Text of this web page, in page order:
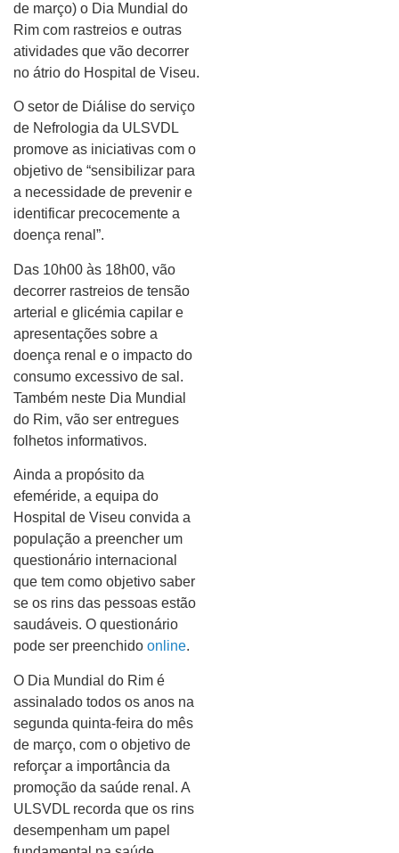
de março) o Dia Mundial do
Rim com rastreios e outras
atividades que vão decorrer
no átrio do Hospital de Viseu.
O setor de Diálise do serviço
de Nefrologia da ULSVDL
promove as iniciativas com o
objetivo de “sensibilizar para
a necessidade de prevenir e
identificar precocemente a
doença renal”.
Das 10h00 às 18h00, vão
decorrer rastreios de tensão
arterial e glicémia capilar e
apresentações sobre a
doença renal e o impacto do
consumo excessivo de sal.
Também neste Dia Mundial
do Rim, vão ser entregues
folhetos informativos.
Ainda a propósito da
efeméride, a equipa do
Hospital de Viseu convida a
população a preencher um
questionário internacional
que tem como objetivo saber
se os rins das pessoas estão
saudáveis. O questionário
pode ser preenchido online.
O Dia Mundial do Rim é
assinalado todos os anos na
segunda quinta-feira do mês
de março, com o objetivo de
reforçar a importância da
promoção da saúde renal. A
ULSVDL recorda que os rins
desempenham um papel